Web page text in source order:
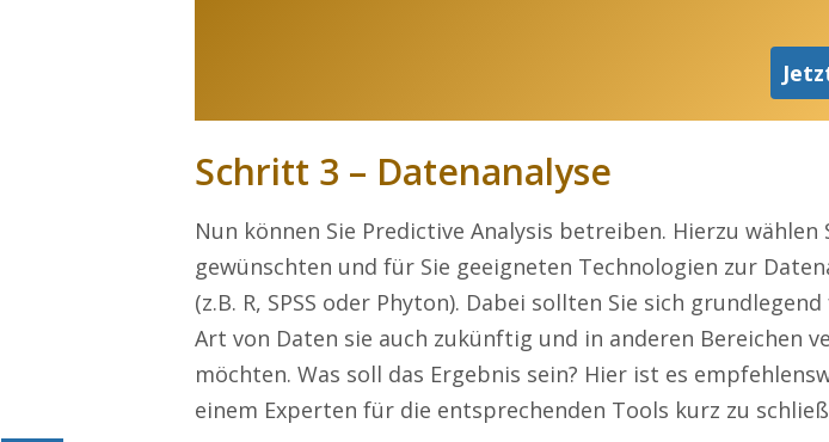
Schritt 3 – Datenanalyse
Nun können Sie Predictive Analysis betreiben. Hierzu wählen
gewünschten und für Sie geeigneten Technologien zur
(z.B. R, SPSS oder Phyton). Dabei sollten Sie sich
Art von Daten sie auch zukünftig und in anderen Bereichen
möchten. Was soll das Ergebnis sein? Hier ist es
einem Experten für die entsprechenden Tools kurz zu